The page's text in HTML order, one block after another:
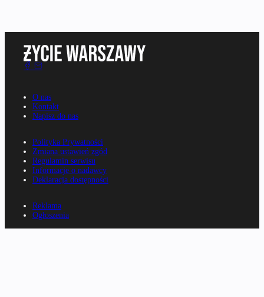
O nas
Kontakt
Napisz do nas
Polityka Prywatności
Zmiana ustawień zgód
Regulamin serwisu
Informacje o nadawcy
Deklaracja dostępności
Reklama
Ogłoszenia